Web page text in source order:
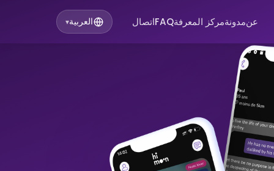
عنمدونةمركز المعرفةFAQاتصال العربية▾